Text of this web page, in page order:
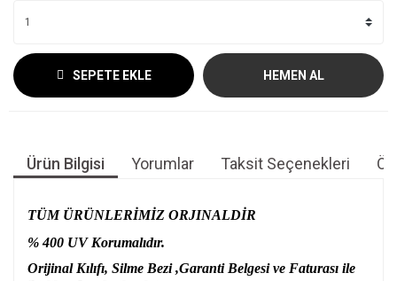
SEPETE EKLE HEMEN AL
Ürün Bilgisi Yorumlar Taksit Seçenekleri
TÜM ÜRÜNLERİMİZ ORJINALDİR
% 400 UV Korumalıdır.
Orijinal Kılıfı, Silme Bezi ,Garanti Belgesi ve Faturası ile